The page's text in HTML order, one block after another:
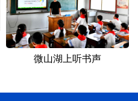
微山湖上听书声